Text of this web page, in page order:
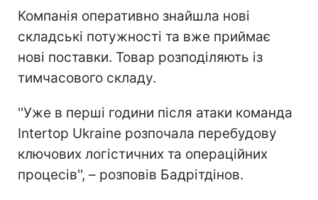
Компанія оперативно знайшла нові
складські потужності та вже приймає
нові поставки. Товар розподіляють із
тимчасового складу.
''Уже в перші години після атаки команда
Intertop Ukraine розпочала перебудову
ключових логістичних та операційних
процесів'', – розповів Бадрітдінов.